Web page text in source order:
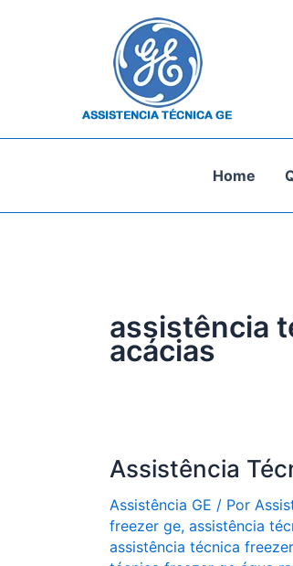
Home
assistência
acácias
Assistência
Assistência GE / Por
freezer ge, assistência
assistência técnica